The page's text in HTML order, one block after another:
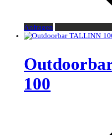
Anfragen
100